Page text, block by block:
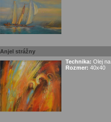
Anjel strážny
Technika: Olej
Rozmer: 40x40